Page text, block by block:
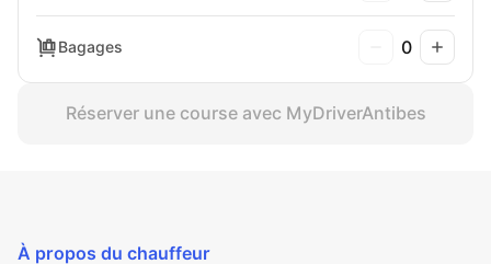
Bagages 0
Réserver une course avec MyDriverAntibes
À propos du chauffeur